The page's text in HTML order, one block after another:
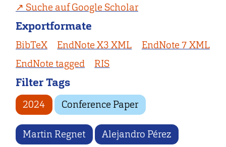
Suche auf Google Scholar
Exportformate
BibTeX EndNote X3 XML
EndNote 7 XML
EndNote tagged
RIS
Filter Tags
2024 Conference Paper
Martin Regnet Alejandro Pérez